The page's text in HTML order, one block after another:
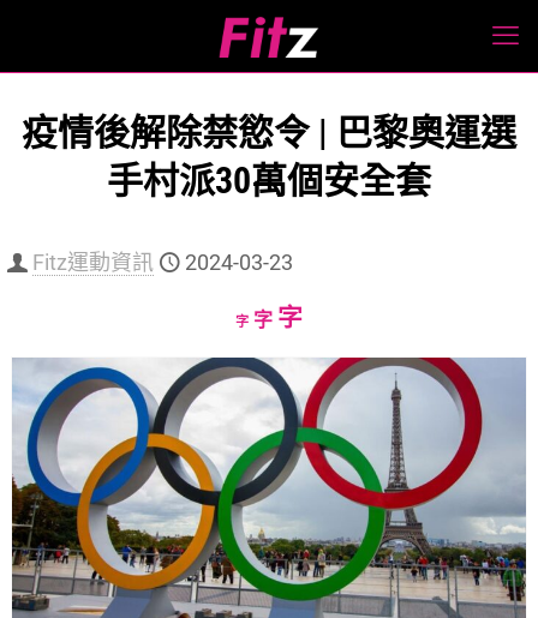
疫情後解除禁慾令 | 巴黎奧運選
手村派30萬個安全套
Fitz運動資訊 2024-03-23
字Decrease
size.
字Reset
size.
字Increase
size.